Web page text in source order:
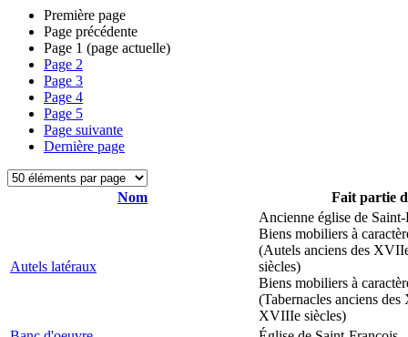
Première page
Page précédente
Page 1 (page actuelle)
Page 2
Page 3
Page 4
Page 5
Page suivante
Dernière page
Nom Fait partie
Autels latéraux
Ancienne église de Saint-
Biens mobiliers à
(Autels anciens des
siècles)
Biens mobiliers à
(Tabernacles anciens
XVIIIe siècles)